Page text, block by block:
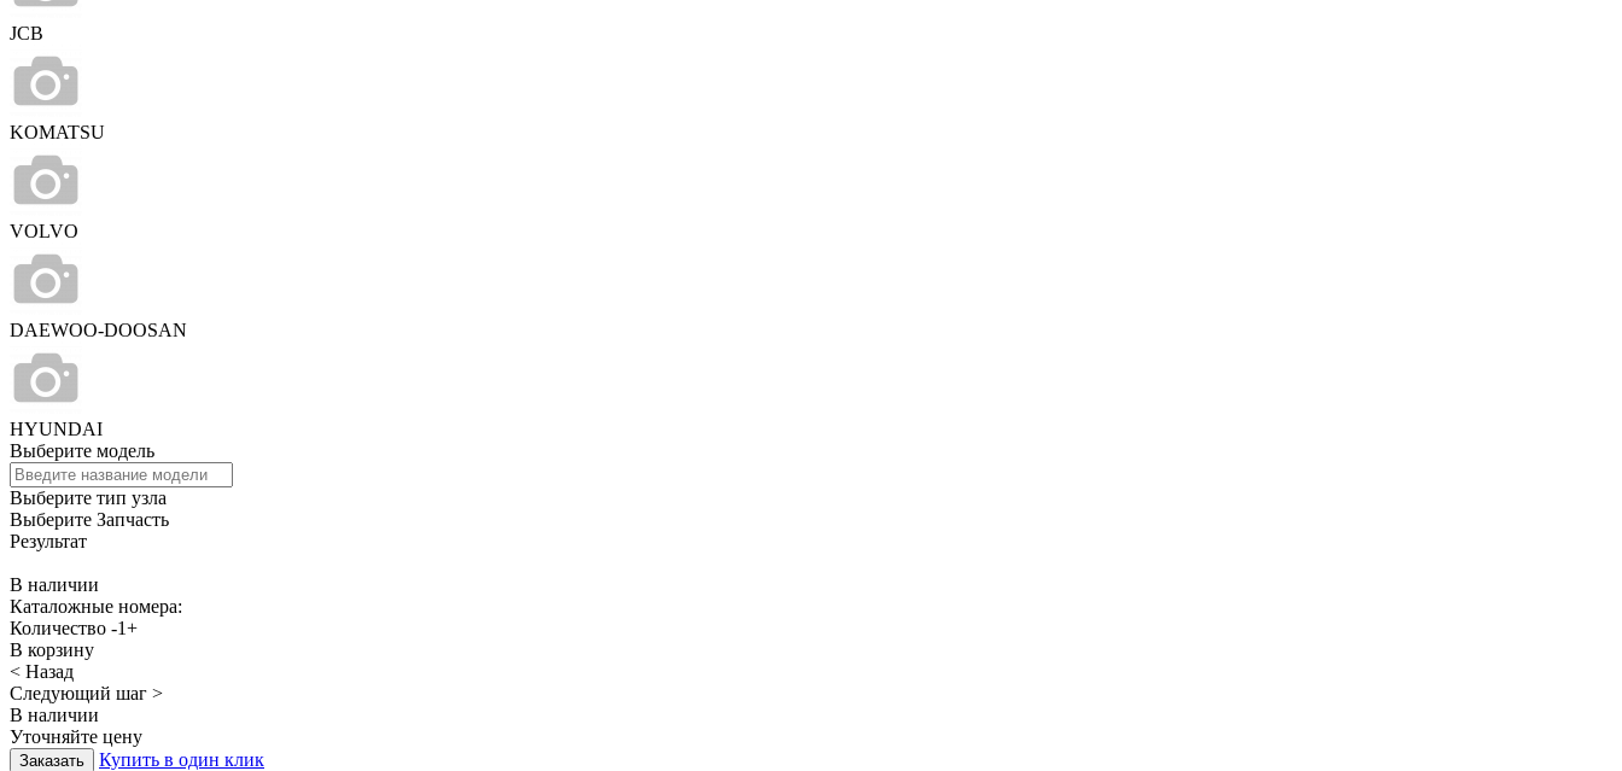
JCB
KOMATSU
VOLVO
DAEWOO-DOOSAN
HYUNDAI
Выберите модель
Выберите тип узла
Выберите Запчасть
Результат
В наличии
Каталожные номера:
Количество -1+
В корзину
< Назад
Следующий шаг >
В наличии
Уточняйте цену
Купить в один клик